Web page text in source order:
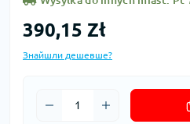
390,15 Zł
Знайшли дешевше?